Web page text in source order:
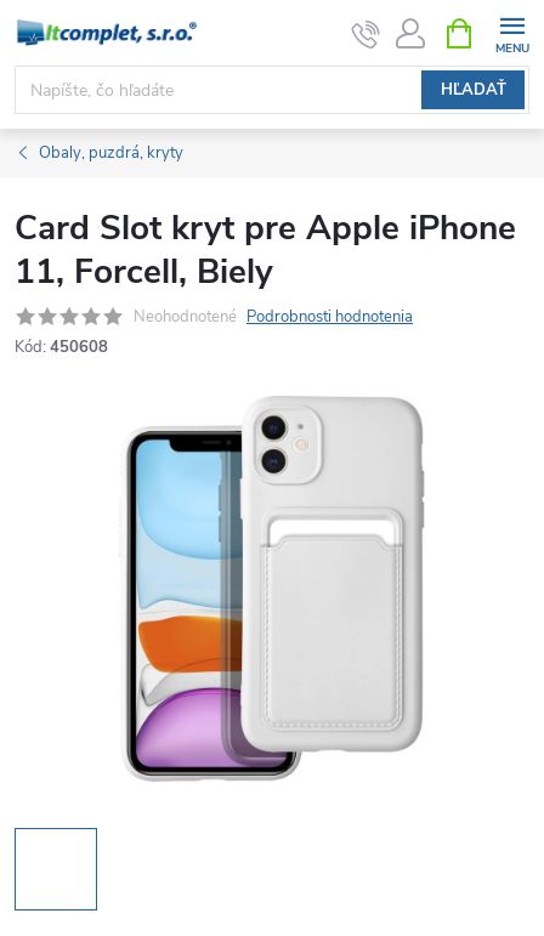
Prejsť
obsah
HĽADAŤ
KOŠÍK
Obaly, puzdrá, kryty
Card Slot kryt pre Apple iPhone
11, Forcell, Biely
Neohodnotené Podrobnosti hodnotenia
Kód: 450608